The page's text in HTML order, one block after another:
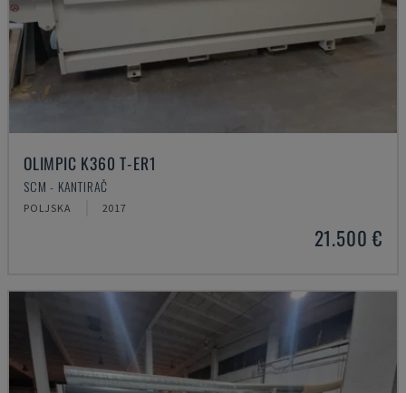
OLIMPIC K360 T-ER1
SCM - KANTIRAČ
POLJSKA 2017
21.500 €